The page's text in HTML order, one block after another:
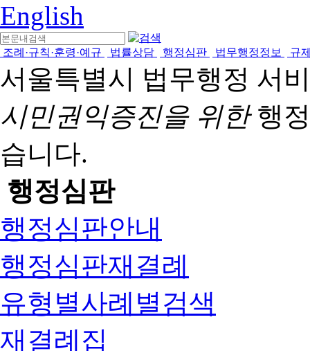
English
조례·규칙·훈령·예규 법률상담 행정심판 법무행정정보 규
서울특별시 법무행정 서
시민권익증진을 위한행
습니다.
행정심판
행정심판안내
행정심판재결례
유형별사례별검색
재결례집